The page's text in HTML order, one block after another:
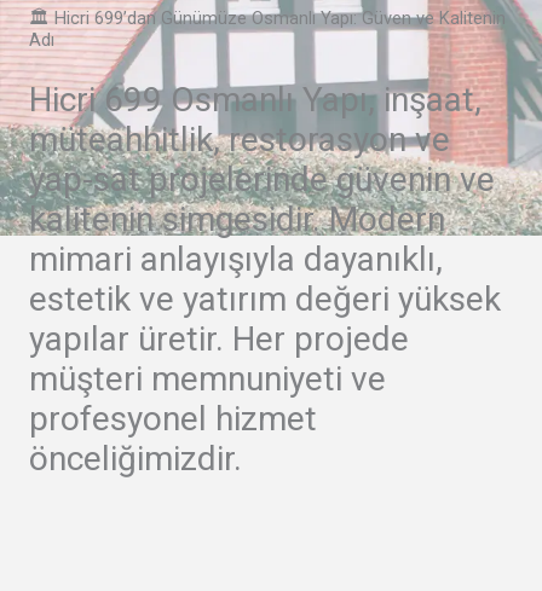
🏛️ Hicri 699’dan Günümüze Osmanlı Yapı: Güven ve Kalitenin
Adı
Hicri 699 Osmanlı Yapı, inşaat,
müteahhitlik, restorasyon ve
yap-sat projelerinde güvenin ve
kalitenin simgesidir. Modern
mimari anlayışıyla dayanıklı,
estetik ve yatırım değeri yüksek
yapılar üretir. Her projede
müşteri memnuniyeti ve
profesyonel hizmet
önceliğimizdir.